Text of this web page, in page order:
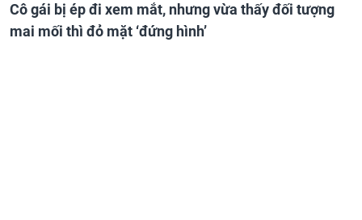
Cô gái bị ép đi xem mắt, nhưng vừa thấy đối tượng
mai mối thì đỏ mặt ‘đứng hình’